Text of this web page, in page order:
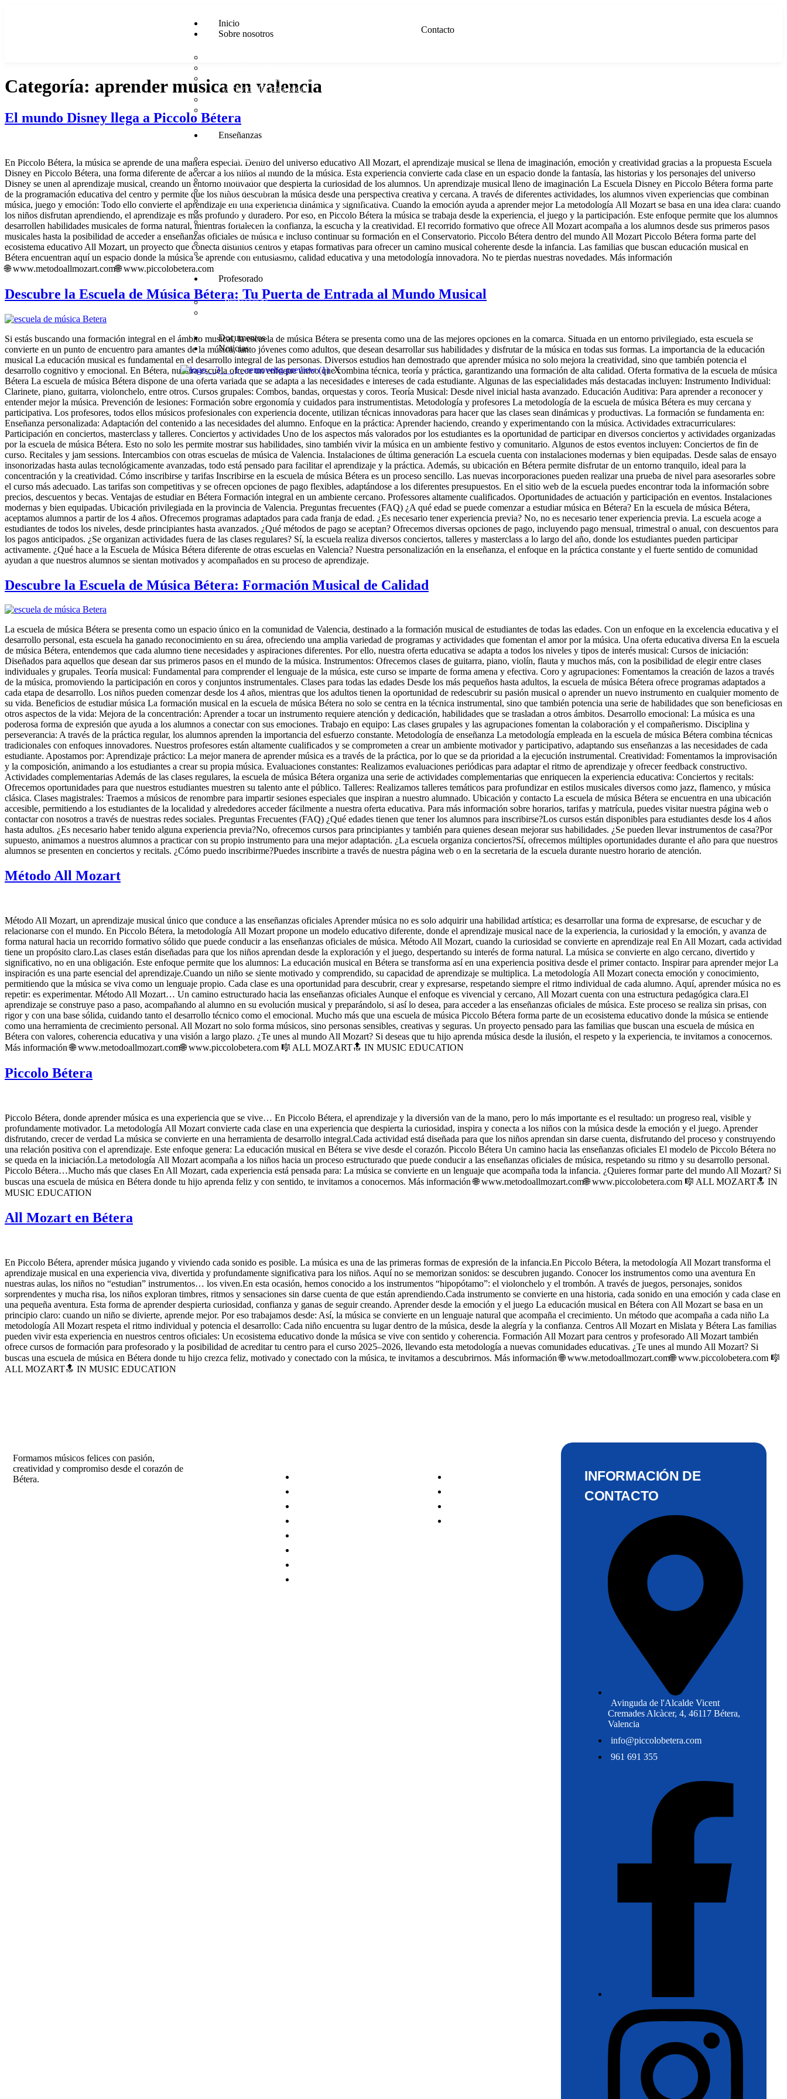
Inicio
Sobre nosotros
Creamos alumnos con futuro
Actividades para todos
Enseñanzas
Enseñanzas
De 1 a 2 años
de 3 a 6 años
De 6 a 8 años
Preparación enseñanza oficial y profesional
Adultos
Música moderna
Clases de Violín
Clases de piano
Clases de Guitarra
Profesorado
Profesorado
Documentos
Noticias
X
Contacto
Categoría: aprender musica en valencia
El mundo Disney llega a Piccolo Bétera
En Piccolo Bétera, la música se aprende de una manera especial. Dentro del universo educativo All Mozart, el aprendizaje musical se llena de imaginación, emoción y creatividad gracias a la propuesta Escuela
Disney en Piccolo Bétera, una forma diferente de acercar a los niños al mundo de la música. Esta experiencia convierte cada clase en un espacio donde la fantasía, las historias y los personajes del universo
Disney se unen al aprendizaje musical, creando un entorno motivador que despierta la curiosidad de los alumnos. Un aprendizaje musical lleno de imaginación La Escuela Disney en Piccolo Bétera forma parte
de la programación educativa del centro y permite que los niños descubran la música desde una perspectiva creativa y cercana. A través de diferentes actividades, los alumnos viven experiencias que combinan
música, juego y emoción: Todo ello convierte el aprendizaje en una experiencia dinámica y significativa. Cuando la emoción ayuda a aprender mejor La metodología All Mozart se basa en una idea clara: cuando
los niños disfrutan aprendiendo, el aprendizaje es más profundo y duradero. Por eso, en Piccolo Bétera la música se trabaja desde la experiencia, el juego y la participación. Este enfoque permite que los alumnos
desarrollen habilidades musicales de forma natural, mientras fortalecen la confianza, la escucha y la creatividad. El recorrido formativo que ofrece All Mozart acompaña a los alumnos desde sus primeros pasos
musicales hasta la posibilidad de acceder a enseñanzas oficiales de música e incluso continuar su formación en el Conservatorio. Piccolo Bétera dentro del mundo All Mozart Piccolo Bétera forma parte del
ecosistema educativo All Mozart, un proyecto que conecta distintos centros y etapas formativas para ofrecer un camino musical coherente desde la infancia. Las familias que buscan educación musical en
Bétera encuentran aquí un espacio donde la música se aprende con entusiasmo, calidad educativa y una metodología innovadora. No te pierdas nuestras novedades. Más información
🌐 www.metodoallmozart.com🌐 www.piccolobetera.com
Descubre la Escuela de Música Bétera: Tu Puerta de Entrada al Mundo Musical
Si estás buscando una formación integral en el ámbito musical, la escuela de música Bétera se presenta como una de las mejores opciones en la comarca. Situada en un entorno privilegiado, esta escuela se
convierte en un punto de encuentro para amantes de la música, tanto jóvenes como adultos, que desean desarrollar sus habilidades y disfrutar de la música en todas sus formas. La importancia de la educación
musical La educación musical es fundamental en el desarrollo integral de las personas. Diversos estudios han demostrado que aprender música no solo mejora la creatividad, sino que también potencia el
desarrollo cognitivo y emocional. En Bétera, nuestra escuela ofrece un enfoque único que combina técnica, teoría y práctica, garantizando una formación de alta calidad. Oferta formativa de la escuela de música
Bétera La escuela de música Bétera dispone de una oferta variada que se adapta a las necesidades e intereses de cada estudiante. Algunas de las especialidades más destacadas incluyen: Instrumento Individual:
Clarinete, piano, guitarra, violonchelo, entre otros. Cursos grupales: Combos, bandas, orquestas y coros. Teoría Musical: Desde nivel inicial hasta avanzado. Educación Auditiva: Para aprender a reconocer y
entender mejor la música. Prevención de lesiones: Formación sobre ergonomía y cuidados para instrumentistas. Metodología y profesores La metodología de la escuela de música Bétera es muy cercana y
participativa. Los profesores, todos ellos músicos profesionales con experiencia docente, utilizan técnicas innovadoras para hacer que las clases sean dinámicas y productivas. La formación se fundamenta en:
Enseñanza personalizada: Adaptación del contenido a las necesidades del alumno. Enfoque en la práctica: Aprender haciendo, creando y experimentando con la música. Actividades extracurriculares:
Participación en conciertos, masterclass y talleres. Conciertos y actividades Uno de los aspectos más valorados por los estudiantes es la oportunidad de participar en diversos conciertos y actividades organizadas
por la escuela de música Bétera. Esto no solo les permite mostrar sus habilidades, sino también vivir la música en un ambiente festivo y comunitario. Algunos de estos eventos incluyen: Conciertos de fin de
curso. Recitales y jam sessions. Intercambios con otras escuelas de música de Valencia. Instalaciones de última generación La escuela cuenta con instalaciones modernas y bien equipadas. Desde salas de ensayo
insonorizadas hasta aulas tecnológicamente avanzadas, todo está pensado para facilitar el aprendizaje y la práctica. Además, su ubicación en Bétera permite disfrutar de un entorno tranquilo, ideal para la
concentración y la creatividad. Cómo inscribirse y tarifas Inscribirse en la escuela de música Bétera es un proceso sencillo. Las nuevas incorporaciones pueden realizar una prueba de nivel para asesorarles sobre
el curso más adecuado. Las tarifas son competitivas y se ofrecen opciones de pago flexibles, adaptándose a los diferentes presupuestos. En el sitio web de la escuela puedes encontrar toda la información sobre
precios, descuentos y becas. Ventajas de estudiar en Bétera Formación integral en un ambiente cercano. Professores altamente cualificados. Oportunidades de actuación y participación en eventos. Instalaciones
modernas y bien equipadas. Ubicación privilegiada en la provincia de Valencia. Preguntas frecuentes (FAQ) ¿A qué edad se puede comenzar a estudiar música en Bétera? En la escuela de música Bétera,
aceptamos alumnos a partir de los 4 años. Ofrecemos programas adaptados para cada franja de edad. ¿Es necesario tener experiencia previa? No, no es necesario tener experiencia previa. La escuela acoge a
estudiantes de todos los niveles, desde principiantes hasta avanzados. ¿Qué métodos de pago se aceptan? Ofrecemos diversas opciones de pago, incluyendo pago mensual, trimestral o anual, con descuentos para
los pagos anticipados. ¿Se organizan actividades fuera de las clases regulares? Sí, la escuela realiza diversos conciertos, talleres y masterclass a lo largo del año, donde los estudiantes pueden participar
activamente. ¿Qué hace a la Escuela de Música Bétera diferente de otras escuelas en Valencia? Nuestra personalización en la enseñanza, el enfoque en la práctica constante y el fuerte sentido de comunidad
ayudan a que nuestros alumnos se sientan motivados y acompañados en su proceso de aprendizaje.
Descubre la Escuela de Música Bétera: Formación Musical de Calidad
La escuela de música Bétera se presenta como un espacio único en la comunidad de Valencia, destinado a la formación musical de estudiantes de todas las edades. Con un enfoque en la excelencia educativa y el
desarrollo personal, esta escuela ha ganado reconocimiento en su área, ofreciendo una amplia variedad de programas y actividades que fomentan el amor por la música. Una oferta educativa diversa En la escuela
de música Bétera, entendemos que cada alumno tiene necesidades y aspiraciones diferentes. Por ello, nuestra oferta educativa se adapta a todos los niveles y tipos de interés musical: Cursos de iniciación:
Diseñados para aquellos que desean dar sus primeros pasos en el mundo de la música. Instrumentos: Ofrecemos clases de guitarra, piano, violín, flauta y muchos más, con la posibilidad de elegir entre clases
individuales y grupales. Teoría musical: Fundamental para comprender el lenguaje de la música, este curso se imparte de forma amena y efectiva. Coro y agrupaciones: Fomentamos la creación de lazos a través
de la música, promoviendo la participación en coros y conjuntos instrumentales. Clases para todas las edades Desde los más pequeños hasta adultos, la escuela de música Bétera ofrece programas adaptados a
cada etapa de desarrollo. Los niños pueden comenzar desde los 4 años, mientras que los adultos tienen la oportunidad de redescubrir su pasión musical o aprender un nuevo instrumento en cualquier momento de
su vida. Beneficios de estudiar música La formación musical en la escuela de música Bétera no solo se centra en la técnica instrumental, sino que también potencia una serie de habilidades que son beneficiosas en
otros aspectos de la vida: Mejora de la concentración: Aprender a tocar un instrumento requiere atención y dedicación, habilidades que se trasladan a otros ámbitos. Desarrollo emocional: La música es una
poderosa forma de expresión que ayuda a los alumnos a conectar con sus emociones. Trabajo en equipo: Las clases grupales y las agrupaciones fomentan la colaboración y el compañerismo. Disciplina y
perseverancia: A través de la práctica regular, los alumnos aprenden la importancia del esfuerzo constante. Metodología de enseñanza La metodología empleada en la escuela de música Bétera combina técnicas
tradicionales con enfoques innovadores. Nuestros profesores están altamente cualificados y se comprometen a crear un ambiente motivador y participativo, adaptando sus enseñanzas a las necesidades de cada
estudiante. Apostamos por: Aprendizaje práctico: La mejor manera de aprender música es a través de la práctica, por lo que se da prioridad a la ejecución instrumental. Creatividad: Fomentamos la improvisación
y la composición, animando a los estudiantes a crear su propia música. Evaluaciones constantes: Realizamos evaluaciones periódicas para adaptar el ritmo de aprendizaje y ofrecer feedback constructivo.
Actividades complementarias Además de las clases regulares, la escuela de música Bétera organiza una serie de actividades complementarias que enriquecen la experiencia educativa: Conciertos y recitals:
Ofrecemos oportunidades para que nuestros estudiantes muestren su talento ante el público. Talleres: Realizamos talleres temáticos para profundizar en estilos musicales diversos como jazz, flamenco, y música
clásica. Clases magistrales: Traemos a músicos de renombre para impartir sesiones especiales que inspiran a nuestro alumnado. Ubicación y contacto La escuela de música Bétera se encuentra en una ubicación
accesible, permitiendo a los estudiantes de la localidad y alrededores acceder fácilmente a nuestra oferta educativa. Para más información sobre horarios, tarifas y matrícula, puedes visitar nuestra página web o
contactar con nosotros a través de nuestras redes sociales. Preguntas Frecuentes (FAQ) ¿Qué edades tienen que tener los alumnos para inscribirse?Los cursos están disponibles para estudiantes desde los 4 años
hasta adultos. ¿Es necesario haber tenido alguna experiencia previa?No, ofrecemos cursos para principiantes y también para quienes desean mejorar sus habilidades. ¿Se pueden llevar instrumentos de casa?Por
supuesto, animamos a nuestros alumnos a practicar con su propio instrumento para una mejor adaptación. ¿La escuela organiza conciertos?Sí, ofrecemos múltiples oportunidades durante el año para que nuestros
alumnos se presenten en conciertos y recitals. ¿Cómo puedo inscribirme?Puedes inscribirte a través de nuestra página web o en la secretaria de la escuela durante nuestro horario de atención.
Método All Mozart
Método All Mozart, un aprendizaje musical único que conduce a las enseñanzas oficiales Aprender música no es solo adquirir una habilidad artística; es desarrollar una forma de expresarse, de escuchar y de
relacionarse con el mundo. En Piccolo Bétera, la metodología All Mozart propone un modelo educativo diferente, donde el aprendizaje musical nace de la experiencia, la curiosidad y la emoción, y avanza de
forma natural hacia un recorrido formativo sólido que puede conducir a las enseñanzas oficiales de música. Método All Mozart, cuando la curiosidad se convierte en aprendizaje real En All Mozart, cada actividad
tiene un propósito claro.Las clases están diseñadas para que los niños aprendan desde la exploración y el juego, despertando su interés de forma natural. La música se convierte en algo cercano, divertido y
significativo, no en una obligación. Este enfoque permite que los alumnos: La educación musical en Bétera se transforma así en una experiencia positiva desde el primer contacto. Inspirar para aprender mejor La
inspiración es una parte esencial del aprendizaje.Cuando un niño se siente motivado y comprendido, su capacidad de aprendizaje se multiplica. La metodología All Mozart conecta emoción y conocimiento,
permitiendo que la música se viva como un lenguaje propio. Cada clase es una oportunidad para descubrir, crear y expresarse, respetando siempre el ritmo individual de cada alumno. Aquí, aprender música no es
repetir: es experimentar. Método All Mozart… Un camino estructurado hacia las enseñanzas oficiales Aunque el enfoque es vivencial y cercano, All Mozart cuenta con una estructura pedagógica clara.El
aprendizaje se construye paso a paso, acompañando al alumno en su evolución musical y preparándolo, si así lo desea, para acceder a las enseñanzas oficiales de música. Este proceso se realiza sin prisas, con
rigor y con una base sólida, cuidando tanto el desarrollo técnico como el emocional. Mucho más que una escuela de música Piccolo Bétera forma parte de un ecosistema educativo donde la música se entiende
como una herramienta de crecimiento personal. All Mozart no solo forma músicos, sino personas sensibles, creativas y seguras. Un proyecto pensado para las familias que buscan una escuela de música en
Bétera con valores, coherencia educativa y una visión a largo plazo. ¿Te unes al mundo All Mozart? Si deseas que tu hijo aprenda música desde la ilusión, el respeto y la experiencia, te invitamos a conocernos.
Más información 🌐 www.metodoallmozart.com🌐 www.piccolobetera.com 🎼 ALL MOZART🔝 IN MUSIC EDUCATION
Piccolo Bétera
Piccolo Bétera, donde aprender música es una experiencia que se vive… En Piccolo Bétera, el aprendizaje y la diversión van de la mano, pero lo más importante es el resultado: un progreso real, visible y
profundamente motivador. La metodología All Mozart convierte cada clase en una experiencia que despierta la curiosidad, inspira y conecta a los niños con la música desde la emoción y el juego. Aprender
disfrutando, crecer de verdad La música se convierte en una herramienta de desarrollo integral.Cada actividad está diseñada para que los niños aprendan sin darse cuenta, disfrutando del proceso y construyendo
una relación positiva con el aprendizaje. Este enfoque genera: La educación musical en Bétera se vive desde el corazón. Piccolo Bétera Un camino hacia las enseñanzas oficiales El modelo de Piccolo Bétera no
se queda en la iniciación.La metodología All Mozart acompaña a los niños hacia un proceso estructurado que puede conducir a las enseñanzas oficiales de música, respetando su ritmo y su desarrollo personal.
Piccolo Bétera…Mucho más que clases En All Mozart, cada experiencia está pensada para: La música se convierte en un lenguaje que acompaña toda la infancia. ¿Quieres formar parte del mundo All Mozart? Si
buscas una escuela de música en Bétera donde tu hijo aprenda feliz y con sentido, te invitamos a conocernos. Más información 🌐 www.metodoallmozart.com🌐 www.piccolobetera.com 🎼 ALL MOZART🔝 IN
MUSIC EDUCATION
All Mozart en Bétera
En Piccolo Bétera, aprender música jugando y viviendo cada sonido es posible. La música es una de las primeras formas de expresión de la infancia.En Piccolo Bétera, la metodología All Mozart transforma el
aprendizaje musical en una experiencia viva, divertida y profundamente significativa para los niños. Aquí no se memorizan sonidos: se descubren jugando. Conocer los instrumentos como una aventura En
nuestras aulas, los niños no “estudian” instrumentos… los viven.En esta ocasión, hemos conocido a los instrumentos “hipopótamo”: el violonchelo y el trombón. A través de juegos, personajes, sonidos
sorprendentes y mucha risa, los niños exploran timbres, ritmos y sensaciones sin darse cuenta de que están aprendiendo.Cada instrumento se convierte en una historia, cada sonido en una emoción y cada clase en
una pequeña aventura. Esta forma de aprender despierta curiosidad, confianza y ganas de seguir creando. Aprender desde la emoción y el juego La educación musical en Bétera con All Mozart se basa en un
principio claro: cuando un niño se divierte, aprende mejor. Por eso trabajamos desde: Así, la música se convierte en un lenguaje natural que acompaña el crecimiento. Un método que acompaña a cada niño La
metodología All Mozart respeta el ritmo individual y potencia el desarrollo: Cada niño encuentra su lugar dentro de la música, desde la alegría y la confianza. Centros All Mozart en Mislata y Bétera Las familias
pueden vivir esta experiencia en nuestros centros oficiales: Un ecosistema educativo donde la música se vive con sentido y coherencia. Formación All Mozart para centros y profesorado All Mozart también
ofrece cursos de formación para profesorado y la posibilidad de acreditar tu centro para el curso 2025–2026, llevando esta metodología a nuevas comunidades educativas. ¿Te unes al mundo All Mozart? Si
buscas una escuela de música en Bétera donde tu hijo crezca feliz, motivado y conectado con la música, te invitamos a descubrirnos. Más información 🌐 www.metodoallmozart.com🌐 www.piccolobetera.com 🎼
ALL MOZART🔝 IN MUSIC EDUCATION
Formamos músicos felices con pasión,
creatividad y compromiso desde el corazón de
Bétera.
INFORMACIÓN DE
CONTACTO
Avinguda de l'Alcalde Vicent
Cremades Alcàcer, 4, 46117 Bétera,
Valencia
info@piccolobetera.com
961 691 355